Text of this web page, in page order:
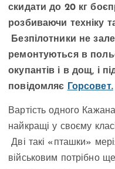
скидати до 20 кг
розбиваючи техніку
Безпілотники не
ремонтуються в
окупантів і в дощ, і
повідомляє
Горсовет.
Вартість одного
найкращі у своєму
Дві такі «пташки»
військовим потрібно